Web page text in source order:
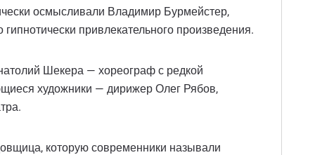
осмысливали Владимир Бурмейстер,
привлекательного произведения.
Шекера — хореограф с редкой
художники — дирижер Олег Рябов,
которую современники называли